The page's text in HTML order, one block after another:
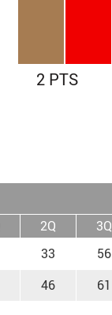
2 PTS
2Q 3Q
33 56
46 61